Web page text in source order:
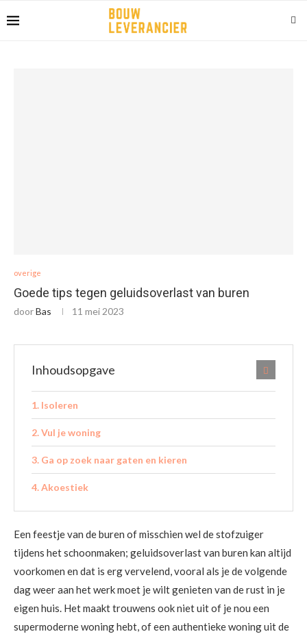
overige
Goede tips tegen geluidsoverlast van buren
doorBas 11 mei 2023
Inhoudsopgave
Isoleren
Vul je woning
Ga op zoek naar gaten en kieren
Akoestiek
Een feestje van de buren of misschien wel de stofzuiger
tijdens het schoonmaken; geluidsoverlast van buren kan altijd
voorkomen en dat is erg vervelend, vooral als je de volgende
dag weer aan het werk moet je wilt genieten van de rust in je
eigen huis. Het maakt trouwens ook niet uit of je nou een
supermoderne woning hebt, of een authentieke woning uit de